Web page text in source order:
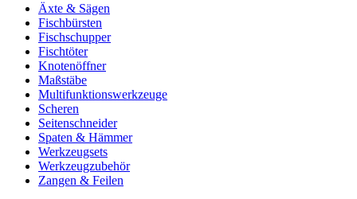
Äxte & Sägen
Fischbürsten
Fischschupper
Fischtöter
Knotenöffner
Maßstäbe
Multifunktionswerkzeuge
Scheren
Seitenschneider
Spaten & Hämmer
Werkzeugsets
Werkzeugzubehör
Zangen & Feilen